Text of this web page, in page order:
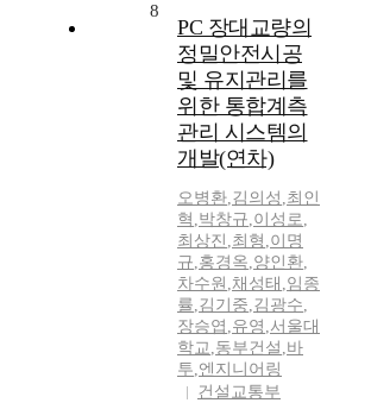
8
PC 장대교량의
정밀안전시공
및 유지관리를
위한 통합계측
관리 시스템의
개발(연차)
오병환,김의성 ,최인
혁 ,박창규,이성로,
최상진 ,최형 ,이명
규,홍경옥,양인환,
차수원 ,채성태 ,임종
률,김기중,김광수,
장승엽 ,유영 ,서울대
학교,동부건설 ,바
투,엔지니어링
건설교통부